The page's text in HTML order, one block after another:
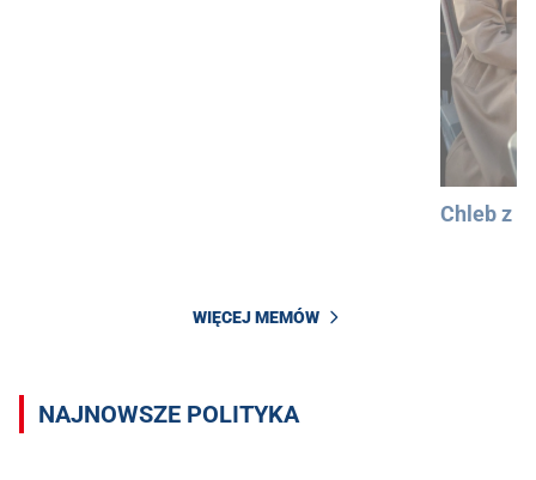
Chleb z
WIĘCEJ MEMÓW
NAJNOWSZE POLITYKA